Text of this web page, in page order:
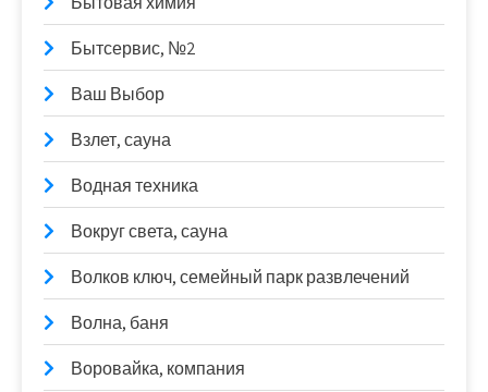
Бытсервис, №2
Ваш Выбор
Взлет, сауна
Водная техника
Вокруг света, сауна
Волков ключ, семейный парк развлечений
Волна, баня
Воровайка, компания